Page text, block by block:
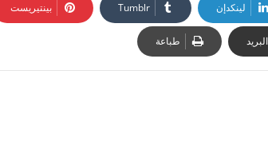
لينكدإن بينتيريست
طباعة